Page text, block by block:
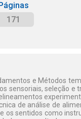
171
e Métodos
sensoriais, seleção e
de análise de
os sentidos como